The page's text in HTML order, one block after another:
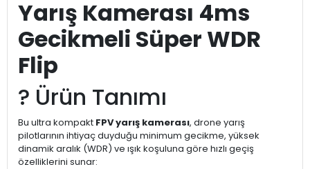
Yarış Kamerası 4ms
Gecikmeli Süper WDR
Flip
? Ürün Tanımı
Bu ultra kompak‍t FPV yarış kamerası, drone yarış
pilotlarının ihtiyaç duyduğu minimum gecikme, yüksek
dinamik aralık (WDR) ve ışık koşuluna göre hızlı geçiş
özelliklerini sunar: